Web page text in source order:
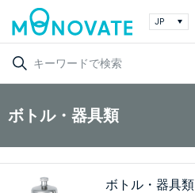
ボトル・器具類
ボトル・器具